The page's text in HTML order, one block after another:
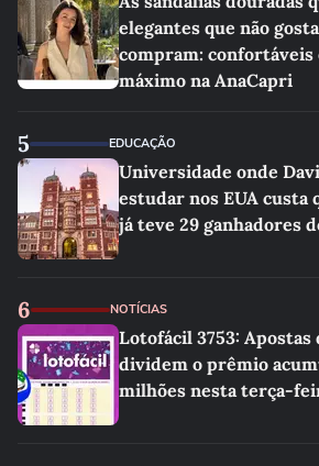
elegantes que não
compram: confortáveis
máximo na AnaCapri
5 EDUCAÇÃO
Universidade onde
estudar nos EUA custa
já teve 29 ganhadores
6 NOTÍCIAS
Lotofácil 3753: Apostas
dividem o prêmio
milhões nesta terça-